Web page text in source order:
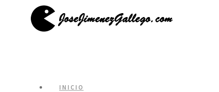
INICIO